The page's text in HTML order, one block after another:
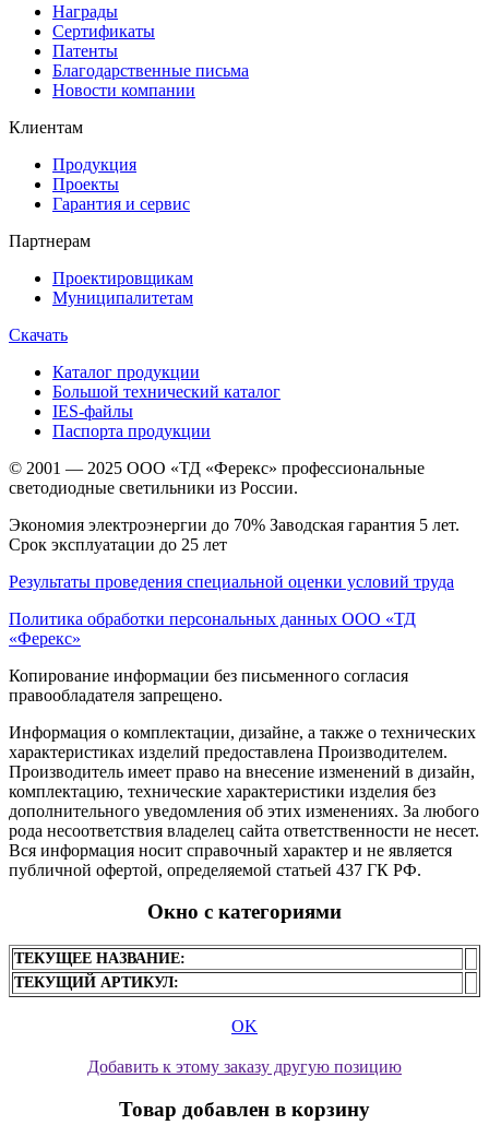
Награды
Сертификаты
Патенты
Благодарственные письма
Новости компании
Клиентам
Продукция
Проекты
Гарантия и сервис
Партнерам
Проектировщикам
Муниципалитетам
Скачать
Каталог продукции
Большой технический каталог
IES-файлы
Паспорта продукции
© 2001 — 2025 ООО «ТД «Ферекс» профессиональные
светодиодные светильники из России.
Экономия электроэнергии до 70% Заводская гарантия 5 лет.
Срок эксплуатации до 25 лет
Результаты проведения специальной оценки условий труда
Политика обработки персональных данных ООО «ТД
«Ферекс»
Копирование информации без письменного согласия
правообладателя запрещено.
Информация о комплектации, дизайне, а также о технических
характеристиках изделий предоставлена Производителем.
Производитель имеет право на внесение изменений в дизайн,
комплектацию, технические характеристики изделия без
дополнительного уведомления об этих изменениях. За любого
рода несоответствия владелец сайта ответственности не несет.
Вся информация носит справочный характер и не является
публичной офертой, определяемой статьей 437 ГК РФ.
Окно с категориями
ТЕКУЩЕЕ НАЗВАНИЕ:
ТЕКУЩИЙ АРТИКУЛ:
OK
Добавить к этому заказу другую позицию
Товар добавлен в корзину